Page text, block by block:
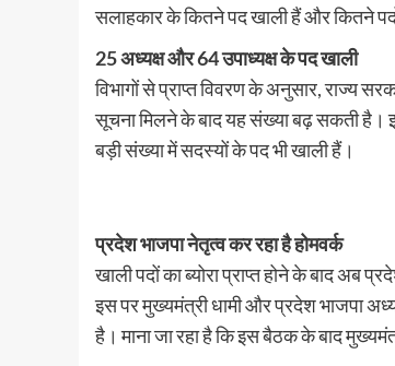
सलाहकार के कितने पद खाली हैं और कितने पदों
25 अध्यक्ष और 64 उपाध्यक्ष के पद खाली
विभागों से प्राप्त विवरण के अनुसार, राज्य
सूचना मिलने के बाद यह संख्या बढ़ सकती है।
बड़ी संख्या में सदस्यों के पद भी खाली हैं।
प्रदेश भाजपा नेतृत्व कर रहा है होमवर्क
खाली पदों का ब्योरा प्राप्त होने के बाद अब
इस पर मुख्यमंत्री धामी और प्रदेश भाजपा
है। माना जा रहा है कि इस बैठक के बाद